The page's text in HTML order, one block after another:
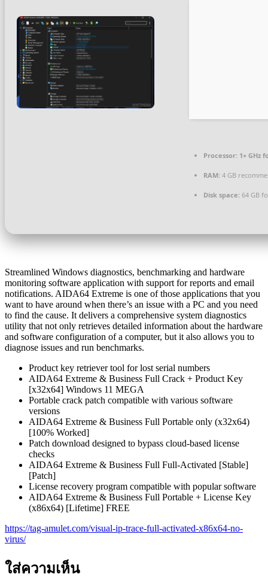
Processor: 1+ GHz
RAM: 4 GB
Disk space: 64 GB
Streamlined Windows diagnostics, benchmarking and hardware
monitoring software application with support for reports and email
notifications. AIDA64 Extreme is one of those applications that you
want to have around when there’s an issue with a PC and you need
to find the cause. It delivers a comprehensive system diagnostics
utility that not only retrieves detailed information about the hardware
and software configuration of a computer, but it also allows you to
diagnose issues and run benchmarks.
Product key retriever tool for lost serial numbers
AIDA64 Extreme & Business Full Crack + Product Key
[x32x64] Windows 11 MEGA
Portable crack patch compatible with various software
versions
AIDA64 Extreme & Business Full Portable only (x32x64)
[100% Worked]
Patch download designed to bypass cloud-based license
checks
AIDA64 Extreme & Business Full Full-Activated [Stable]
[Patch]
License recovery program compatible with popular software
AIDA64 Extreme & Business Full Portable + License Key
(x86x64) [Lifetime] FREE
https://tag-amulet.com/visual-ip-trace-full-activated-x86x64-no-
virus/
ใส่ความเห็น